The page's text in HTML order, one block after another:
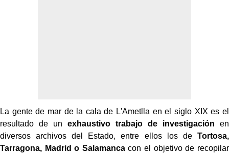
La gente de mar de la cala de L'Ametlla en el siglo XIX es el
resultado de un exhaustivo trabajo de investigación en
diversos archivos del Estado, entre ellos los de Tortosa,
Tarragona, Madrid o Salamancacon el objetivo de recopilar